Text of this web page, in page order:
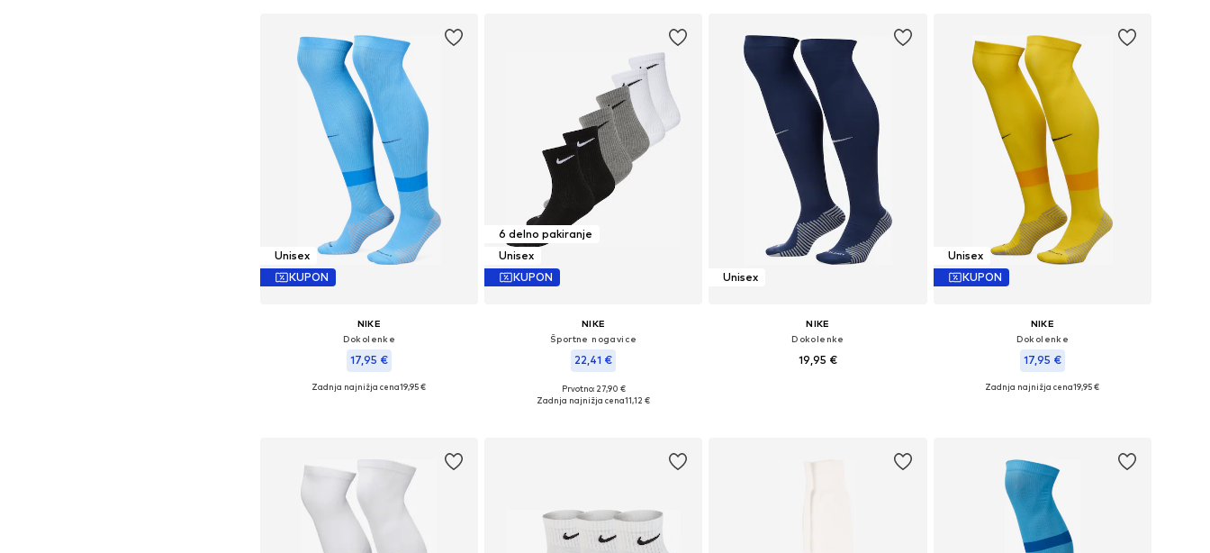
Unisex
KUPON
NIKE
Dokolenke
17,95 €
+2
Na voljo v različnih velikostih
Zadnja najnižja cena19,95 €
6 delno pakiranje
Unisex
KUPON
NIKE
Športne nogavice
22,41 €
Razpoložljive velikosti: 34-38
Prvotno: 27,90 €
Zadnja najnižja cena11,12 €
Unisex
NIKE
Dokolenke
19,95 €
Unisex
KUPON
NIKE
Dokolenke
17,95 €
+2
Na voljo v različnih velikostih
Zadnja najnižja cena19,95 €